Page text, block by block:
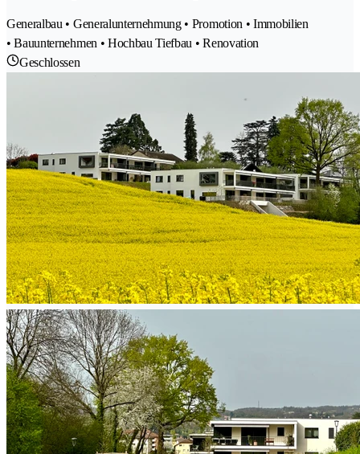
Generalbau • Generalunternehmung • Promotion • Immobilien
• Bauunternehmen • Hochbau Tiefbau • Renovation
Geschlossen